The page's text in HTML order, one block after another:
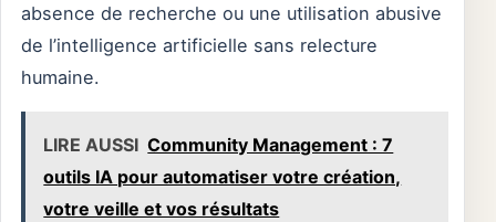
absence de recherche ou une utilisation abusive
de l’intelligence artificielle sans relecture
humaine.
LIRE AUSSI Community Management : 7
outils IA pour automatiser votre création,
votre veille et vos résultats